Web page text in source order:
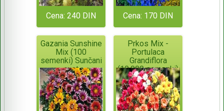
Cena: 240 DIN Cena: 170 DIN
Gazania Sunshine
Mix (100
semenki) Sunčani
cvet
Prkos Mix -
Portulaca
Grandiflora
(10.000 semenki)